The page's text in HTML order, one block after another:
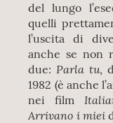
del lungo
quelli
l’uscita di
anche se non
due:Parla tu,
1982 (è anche
nei film
Arrivano i miei